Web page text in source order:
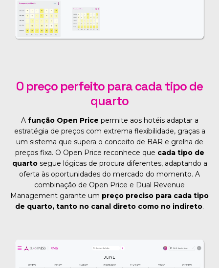
O preço perfeito para cada tipo de
quarto
A função Open Price permite aos hotéis adaptar a
estratégia de preços com extrema flexibilidade, graças a
um sistema que supera o conceito de BAR e grelha de
preços fixa. O Open Price reconhece que cada tipo de
quartosegue lógicas de procura diferentes, adaptando a
oferta às oportunidades do mercado do momento. A
combinação de Open Price e Dual Revenue
Management garante um preço preciso para cada tipo
de quarto, tanto no canal direto como no indireto.